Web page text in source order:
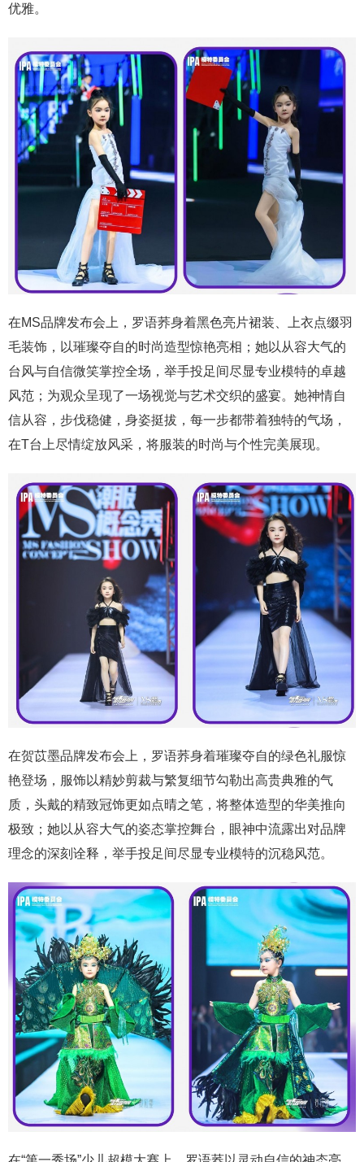
优雅。
在MS品牌发布会上，罗语荞身着黑色亮片裙装、上衣点缀羽
毛装饰，以璀璨夺自的时尚造型惊艳亮相；她以从容大气的
台风与自信微笑掌控全场，举手投足间尽显专业模特的卓越
风范；为观众呈现了一场视觉与艺术交织的盛宴。她神情自
信从容，步伐稳健，身姿挺拔，每一步都带着独特的气场，
在T台上尽情绽放风采，将服装的时尚与个性完美展现。
在贺苡墨品牌发布会上，罗语荞身着璀璨夺自的绿色礼服惊
艳登场，服饰以精妙剪裁与繁复细节勾勒出高贵典雅的气
质，头戴的精致冠饰更如点晴之笔，将整体造型的华美推向
极致；她以从容大气的姿态掌控舞台，眼神中流露出对品牌
理念的深刻诠释，举手投足间尽显专业模特的沉稳风范。